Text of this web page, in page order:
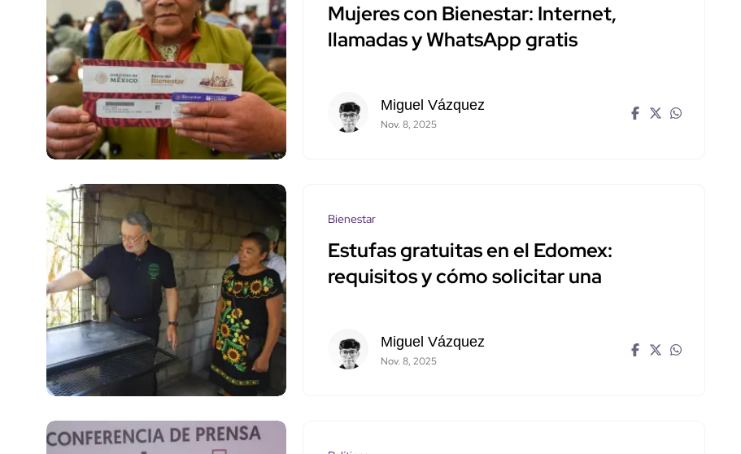
Mujeres con Bienestar: Internet,
llamadas y WhatsApp gratis
Miguel Vázquez
Nov. 8, 2025
Bienestar
Estufas gratuitas en el Edomex:
requisitos y cómo solicitar una
Miguel Vázquez
Nov. 8, 2025